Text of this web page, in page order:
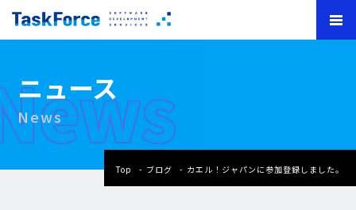
ニュース
News
Top ブログ カエル！ジャパンに参加登録しました。